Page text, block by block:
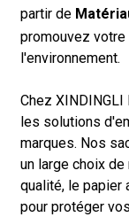
partir de
promouvez
l'environnement.
Chez
les solutions
marques. Nos
un large choix
qualité, le papier
pour protéger